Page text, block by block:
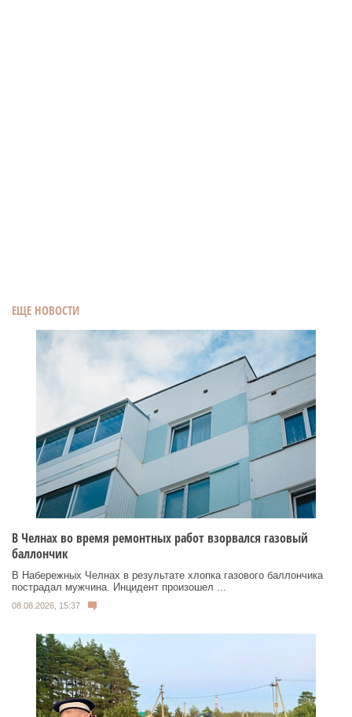
ЕЩЕ НОВОСТИ
В Челнах во время ремонтных работ взорвался газовый
баллончик
В Набережных Челнах в результате хлопка газового баллончика
пострадал мужчина. Инцидент произошел ...
08.08.2026, 15:37